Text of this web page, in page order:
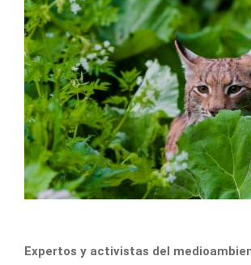
Expertos y activistas del